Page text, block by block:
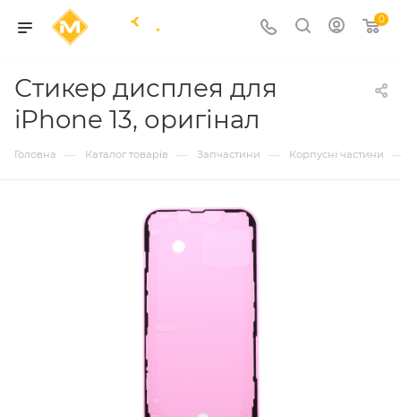
0
Стикер дисплея для
iPhone 13, оригінал
Головна — Каталог товарів — Запчастини — Корпусні частини